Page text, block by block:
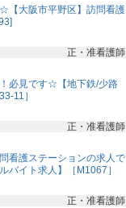
大阪市平野区】訪問看護
正・准看護師
必見です☆【地下鉄/少路
11］
正・准看護師
看護ステーションの求人で
バイト求人】［M1067］
正・准看護師